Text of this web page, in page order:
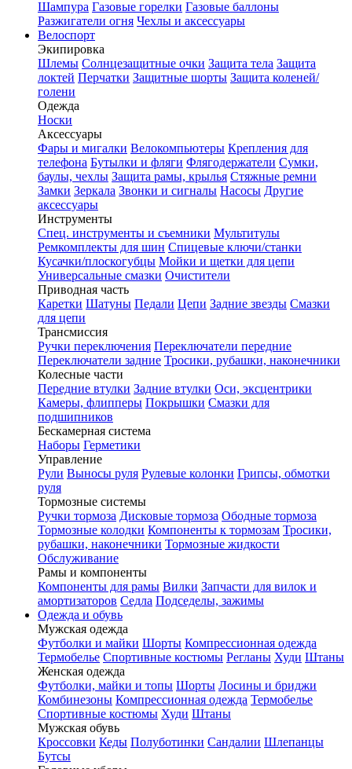
Шампура Газовые горелки Газовые баллоны
Разжигатели огня Чехлы и аксессуары
Велоспорт
Экипировка
Шлемы Солнцезащитные очки Защита тела Защита
локтей Перчатки Защитные шорты Защита коленей/
голени
Одежда
Носки
Аксессуары
Фары и мигалки Велокомпьютеры Крепления для
телефона Бутылки и фляги Флягодержатели Сумки,
баулы, чехлы Защита рамы, крылья Стяжные ремни
Замки Зеркала Звонки и сигналы Насосы Другие
аксессуары
Инструменты
Спец. инструменты и съемники Мультитулы
Ремкомплекты для шин Спицевые ключи/станки
Кусачки/плоскогубцы Мойки и щетки для цепи
Универсальные смазки Очистители
Приводная часть
Каретки Шатуны Педали Цепи Задние звезды Смазки
для цепи
Трансмиссия
Ручки переключения Переключатели передние
Переключатели задние Тросики, рубашки, наконечники
Колесные части
Передние втулки Задние втулки Оси, эксцентрики
Камеры, флипперы Покрышки Смазки для
подшипников
Бескамерная система
Наборы Герметики
Управление
Рули Выносы руля Рулевые колонки Грипсы, обмотки
руля
Тормозные системы
Ручки тормоза Дисковые тормоза Ободные тормоза
Тормозные колодки Компоненты к тормозам Тросики,
рубашки, наконечники Тормозные жидкости
Обслуживание
Рамы и компоненты
Компоненты для рамы Вилки Запчасти для вилок и
амортизаторов Седла Подседелы, зажимы
Одежда и обувь
Мужская одежда
Футболки и майки Шорты Компрессионная одежда
Термобелье Спортивные костюмы Регланы Худи Штаны
Женская одежда
Футболки, майки и топы Шорты Лосины и бриджи
Комбинезоны Компрессионная одежда Термобелье
Спортивные костюмы Худи Штаны
Мужская обувь
Кроссовки Кеды Полуботинки Сандалии Шлепанцы
Бутсы